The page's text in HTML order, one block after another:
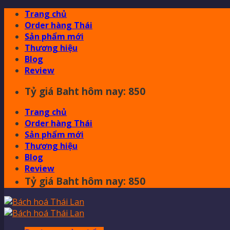
Skip
content
Trang chủ
Order hàng Thái
Sản phẩm mới
Thương hiệu
Blog
Review
Tỷ giá Baht hôm nay: 850
Trang chủ
Order hàng Thái
Sản phẩm mới
Thương hiệu
Blog
Review
Tỷ giá Baht hôm nay: 850